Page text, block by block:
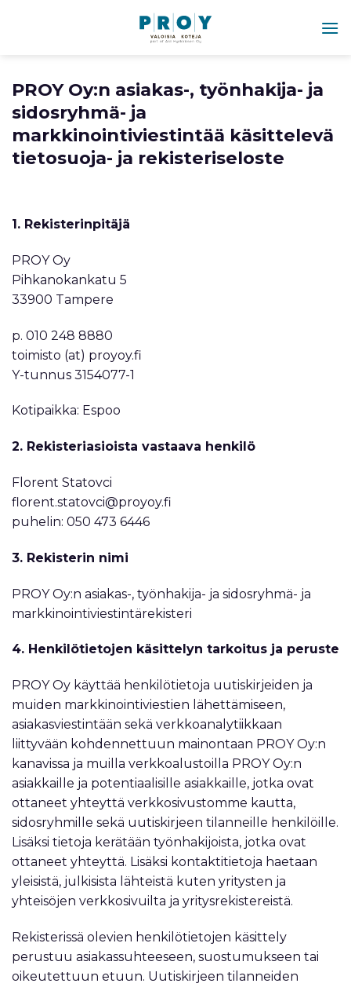
PROY Oy:n asiakas-, työnhakija- ja
sidosryhmä- ja
markkinointiviestintää käsittelevä
tietosuoja- ja rekisteriseloste
1. Rekisterinpitäjä
PROY Oy
Pihkanokankatu 5
33900 Tampere
p. 010 248 8880
toimisto (at) proyoy.fi
Y-tunnus 3154077-1
Kotipaikka: Espoo
2. Rekisteriasioista vastaava henkilö
Florent Statovci
florent.statovci@proyoy.fi
puhelin: 050 473 6446
3. Rekisterin nimi
PROY Oy:n asiakas-, työnhakija- ja sidosryhmä- ja
markkinointiviestintärekisteri
4. Henkilötietojen käsittelyn tarkoitus ja peruste
PROY Oy käyttää henkilötietoja uutiskirjeiden ja
muiden markkinointiviestien lähettämiseen,
asiakasviestintään sekä verkkoanalytiikkaan
liittyvään kohdennettuun mainontaan PROY Oy:n
kanavissa ja muilla verkkoalustoilla PROY Oy:n
asiakkaille ja potentiaalisille asiakkaille, jotka ovat
ottaneet yhteyttä verkkosivustomme kautta,
sidosryhmille sekä uutiskirjeen tilanneille henkilöille.
Lisäksi tietoja kerätään työnhakijoista, jotka ovat
ottaneet yhteyttä. Lisäksi kontaktitietoja haetaan
yleisistä, julkisista lähteistä kuten yritysten ja
yhteisöjen verkkosivuilta ja yritysrekistereistä.
Rekisterissä olevien henkilötietojen käsittely
perustuu asiakassuhteeseen, suostumukseen tai
oikeutettuun etuun. Uutiskirjeen tilanneiden